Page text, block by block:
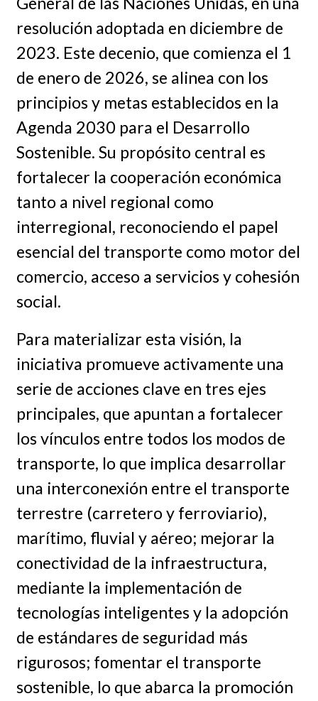
resolución adoptada en diciembre de
2023. Este decenio, que comienza el 1
de enero de 2026, se alinea con los
principios y metas establecidos en la
Agenda 2030 para el Desarrollo
Sostenible. Su propósito central es
fortalecer la cooperación económica
tanto a nivel regional como
interregional, reconociendo el papel
esencial del transporte como motor del
comercio, acceso a servicios y cohesión
social.
Para materializar esta visión, la
iniciativa promueve activamente una
serie de acciones clave en tres ejes
principales, que apuntan a fortalecer
los vínculos entre todos los modos de
transporte, lo que implica desarrollar
una interconexión entre el transporte
terrestre (carretero y ferroviario),
marítimo, fluvial y aéreo; mejorar la
conectividad de la infraestructura,
mediante la implementación de
tecnologías inteligentes y la adopción
de estándares de seguridad más
rigurosos; fomentar el transporte
sostenible, lo que abarca la promoción